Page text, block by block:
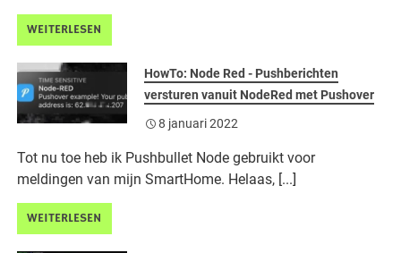
WEITERLESEN
HowTo: Node Red - Pushberichten
versturen vanuit NodeRed met Pushover
8 januari 2022
Tot nu toe heb ik Pushbullet Node gebruikt voor
meldingen van mijn SmartHome. Helaas, [...]
WEITERLESEN